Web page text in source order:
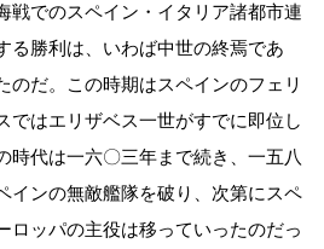
戦でのスペイン・イタリア諸都市連
る勝利は、いわば中世の終焉であ
のだ。この時期はスペインのフェリ
ではエリザベス一世がすでに即位し
時代は一六〇三年まで続き、一五八
インの無敵艦隊を破り、次第にスペ
ロッパの主役は移っていったのだっ